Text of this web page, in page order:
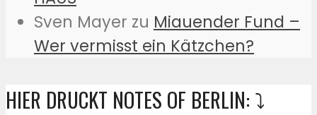
Sven Mayer zu Miauender Fund –
Wer vermisst ein Kätzchen?
HIER DRUCKT NOTES OF BERLIN: ⤵️